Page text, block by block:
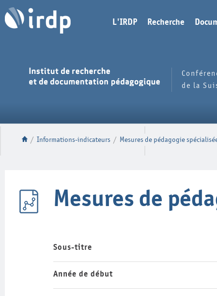
L'IRDP Recherche
de la
/ Informations-indicateurs / Mesures de pédagogie
Mesures de
Sous-titre
Année de début